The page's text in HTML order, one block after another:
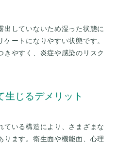
出していないため湿った状態に
ートになりやすい状態です。
きやすく、炎症や感染のリスク
生じるデメリット
ている構造により、さまざまな
ります。衛生面や機能面、心理